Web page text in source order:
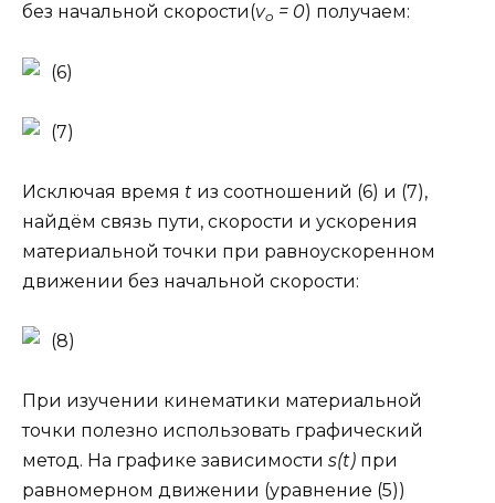
без начальной скорости(vo = 0) получаем:
(6)
(7)
Исключая время t из соотношений (6) и (7),
найдём связь пути, скорости и ускорения
материальной точки при равноускоренном
движении без начальной скорости:
(8)
При изучении кинематики материальной
точки полезно использовать графический
метод. На графике зависимости s(t) при
равномерном движении (уравнение (5))